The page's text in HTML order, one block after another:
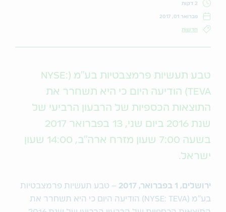
2 דקות
פברואר 01, 2017
חדשות
טבע תעשיות פרמצבטיות בע"מ (NYSE:
TEVA) הודיעה היום כי היא תשחרר את
התוצאות הכספיות של הרבעון הרביעי של
שנת 2016 ביום שני, 13 בפברואר 2017
בשעה 7:00 שעון מזרח ארה"ב, 14:00 שעון
ישראל.
ירושלים, 1 בפברואר, 2017
– טבע תעשיות פרמצבטיות
בע"מ (NYSE: TEVA) הודיעה היום כי היא תשחרר את